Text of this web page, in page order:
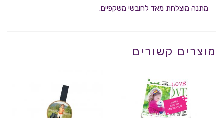
מתנה מוצלחת מאד לחובשי משקפיים.
מוצרים קשורים